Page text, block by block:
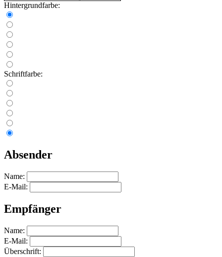
Hintergrundfarbe:
Schriftfarbe:
Absender
Name:
E-Mail:
Empfänger
Name:
E-Mail:
Überschrift: